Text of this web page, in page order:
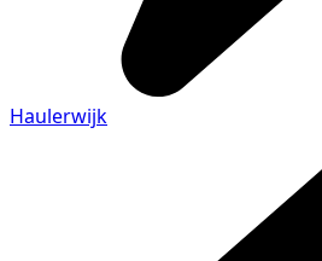
Haulerwijk